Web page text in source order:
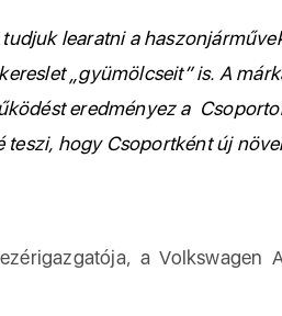
learatni a
„gyümölcseit” is. A
eredményez a
teszi, hogy Csoportként új
a Volkswagen